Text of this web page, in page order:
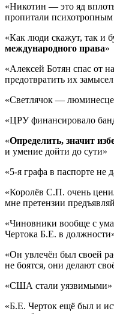
«Никотин — это яд
пропитали
«Как люди скажут, так и
международного права»
«Алексей Ботян спас от
предотвратить их
«Светлячок —
«ЦРУ финансировало
«Определить, значит
и умение дойти до сути»
«5-я графа в паспорте не
«Королёв С.П. очень
мне претензии
«Чиновники вообще с
Чертока Б.Е. в
«Он увлечён был своей
не боятся, они делают
«США стали уязвимыми»
«Б.Е. Черток ещё был и